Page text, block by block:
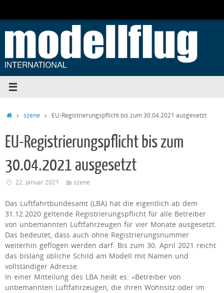
Startszene EU-Registrierungspflicht bis zum 30.04.2021 ausgesetzt
EU-Registrierungspflicht bis zum
30.04.2021 ausgesetzt
22. Januar 2021 szene
Das Luftfahrtbundesamt (LBA) hat die eigentlich ab dem
31.12.2020 geltende Registrierungspflicht für alle Betreiber
von unbemannten Luftfahrzeugen für vier Monate ausgesetzt.
Das bedeutet, dass auch ohne Registrierungsnummer
weiterhin geflogen werden darf. Bis zum 30. April 2021 reicht
das bislang übliche Schild am Modell mit Namen und
vollständiger Adresse.
In einer Mitteilung des LBA heißt es: »Betreiber von
unbemannten Luftfahrzeugen, die ihren Wohnsitz oder im